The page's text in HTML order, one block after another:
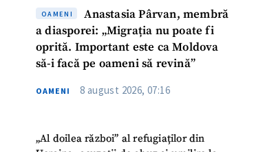
OAMENI
Anastasia Pârvan, membră
a diasporei: „Migrația nu poate fi
oprită. Important este ca Moldova
să-i facă pe oameni să revină”
OAMENI 8 august 2026, 07:16
„Al doilea război” al refugiaților din